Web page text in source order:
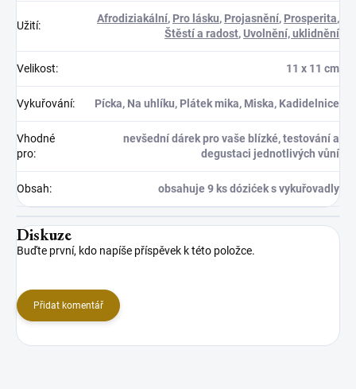
Užití:
Afrodiziakální, Pro lásku, Projasnění, Prosperita,
Štěstí a radost,Uvolnění, uklidnění
Velikost: 11 x 11 cm
Vykuřování: Pícka, Na uhlíku, Plátek mika, Miska, Kadidelnice
Vhodné
pro:
nevšední dárek pro vaše blízké, testování a
degustaci jednotlivých vůní
Obsah: obsahuje 9 ks dózićek s vykuřovadly
Diskuze
Buďte první, kdo napíše příspěvek k této položce.
Přidat komentář